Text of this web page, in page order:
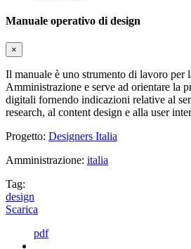
Manuale operativo di design
×
Il manuale è uno strumento di lavoro per
Amministrazione e serve ad orientare la
digitali fornendo indicazioni relative al
research, al content design e alla user
Progetto: Designers Italia
Amministrazione: italia
Tag:
design
Scarica
pdf